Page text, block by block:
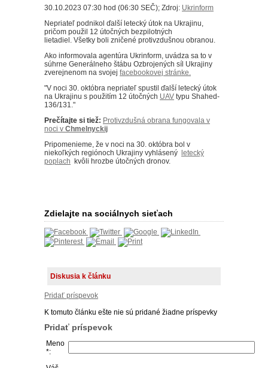
30.10.2023 07:30 hod (06:30 SEČ); Zdroj: Ukrinform
Nepriateľ podnikol ďalší letecký útok na Ukrajinu,
pričom použil 12 útočných bezpilotných
lietadiel. Všetky boli zničené protivzdušnou obranou.
Ako informovala agentúra Ukrinform, uvádza sa to v
súhrne Generálneho štábu Ozbrojených síl Ukrajiny
zverejnenom na svojej facebookovej stránke.
"V noci 30. októbra nepriateľ spustil ďalší letecký útok
na Ukrajinu s použitím 12 útočných UAV typu Shahed-
136/131."
Prečítajte si tiež: Protivzdušná obrana fungovala v
noci v Chmelnyckij
Pripomenieme, že v noci na 30. októbra bol v
niekoľkých regiónoch Ukrajiny vyhlásený letecký
poplach kvôli hrozbe útočných dronov.
Zdielajte na sociálnych sieťach
Diskusia k článku
Pridať príspevok
K tomuto článku ešte nie sú pridané žiadne príspevky
Pridať príspevok
Meno
*: